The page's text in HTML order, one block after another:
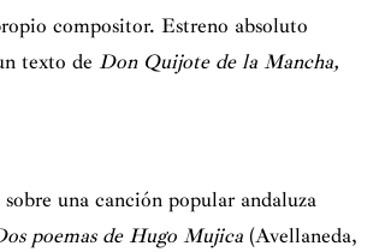
compositor. Estreno absoluto
texto de Don Quijote de la Mancha,
sobre una canción popular andaluza
poemas de Hugo Mujica (Avellaneda,